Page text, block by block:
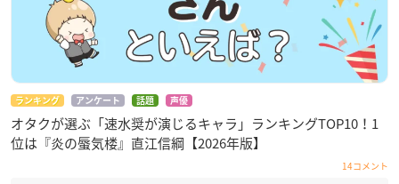
ランキング アンケート 話題 声優
オタクが選ぶ「速水奨が演じるキャラ」ランキングTOP10！1
位は『炎の蜃気楼』直江信綱【2026年版】
14コメント